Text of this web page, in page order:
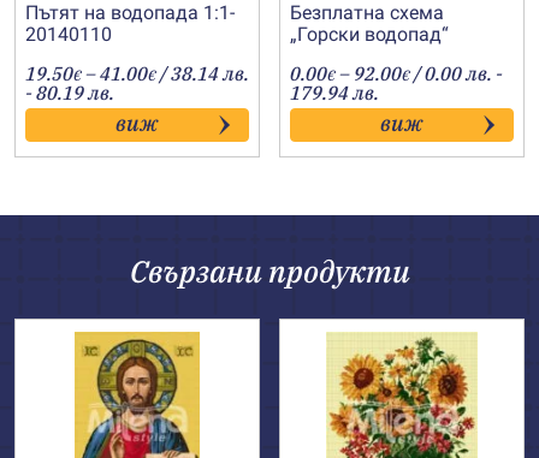
Пътят на водопада 1:1-
20140110
19.50€ –41.00€Price
range:
19.50€
through
41.00€
/ 38.14 лв.
- 80.19 лв.
виж
Безплатна схема
„Горски водопад“
0.00€ – 92.00€Price
range:
0.00€
through
92.00€
/ 0.00 лв. -
179.94 лв.
виж
Свързани продукти